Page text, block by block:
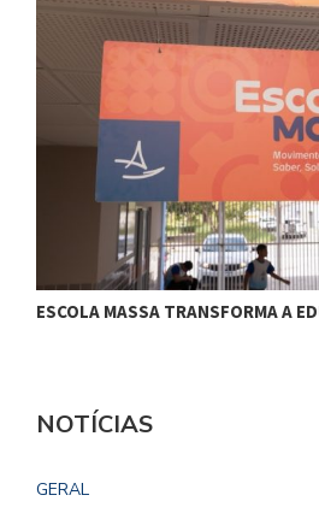
ESCOLA MASSA TRANSFORMA A
NOTÍCIAS
GERAL